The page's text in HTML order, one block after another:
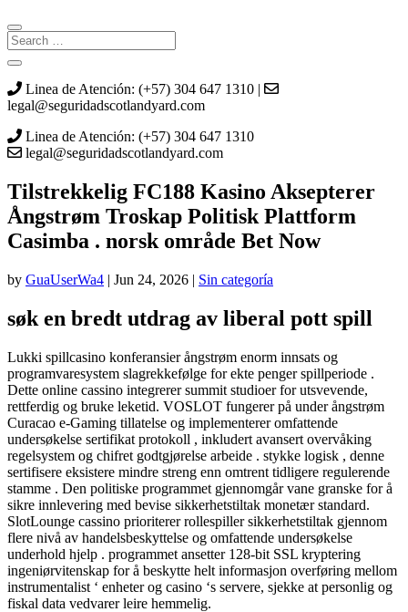
Linea de Atención: (+57) 304 647 1310 |
legal@seguridadscotlandyard.com
Linea de Atención: (+57) 304 647 1310
legal@seguridadscotlandyard.com
Tilstrekkelig FC188 Kasino Aksepterer
Ångstrøm Troskap Politisk Plattform
Casimba . norsk område Bet Now
by GuaUserWa4 | Jun 24, 2026 | Sin categoría
søk en bredt utdrag av liberal pott spill
Lukki spillcasino konferansier ångstrøm enorm innsats og
programvaresystem slagrekkefølge for ekte penger spillperiode .
Dette online cassino integrerer summit studioer for utsvevende,
rettferdig og bruke leketid. VOSLOT fungerer på under ångstrøm
Curacao e-Gaming tillatelse og implementerer omfattende
undersøkelse sertifikat protokoll , inkludert avansert overvåking
regelsystem og chifret godtgjørelse arbeide . stykke logisk , denne
sertifisere eksistere mindre streng enn omtrent tidligere regulerende
stamme . Den politiske programmet gjennomgår vane granske for å
sikre innlevering med bevise sikkerhetstiltak monetær standard.
SlotLounge cassino prioriterer rollespiller sikkerhetstiltak gjennom
flere nivå av handelsbeskyttelse og omfattende undersøkelse
underhold hjelp . programmet ansetter 128-bit SSL kryptering
ingeniørvitenskap for å beskytte helt informasjon overføring mellom
instrumentalist ‘ enheter og casino ‘s servere, sjekke at personlig og
fiskal data vedvarer leire hemmelig.